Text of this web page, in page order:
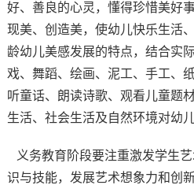
好、善良的心灵，懂得珍惜美好
现美、创造美，使幼儿快乐生活
龄幼儿美感发展的特点，结合实
戏、舞蹈、绘画、泥工、手工、
听童话、朗读诗歌、观看儿童题
生活、社会生活及自然环境对幼
义务教育阶段要注重激发学生
识与技能，发展艺术想象力和创